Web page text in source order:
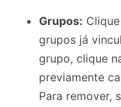
Grupos:
grupos já
grupo, clique
previamente
Para remover,